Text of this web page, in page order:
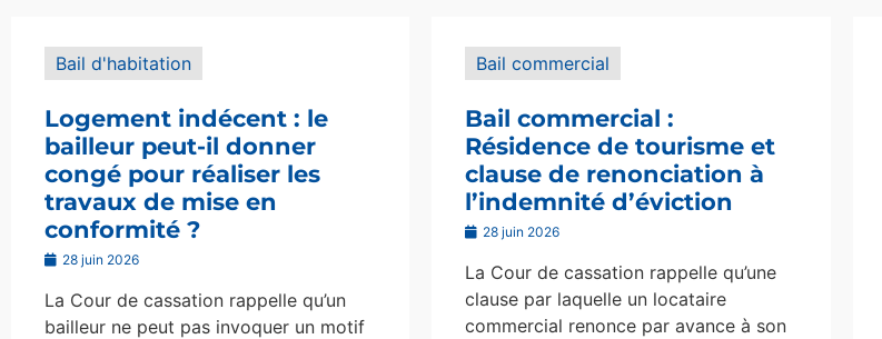
Bail d'habitation
Logement indécent : le
bailleur peut-il donner
congé pour réaliser les
travaux de mise en
conformité ?
28 juin 2026
La Cour de cassation rappelle qu’un
bailleur ne peut pas invoquer un motif
Bail commercial
Bail commercial :
Résidence de tourisme et
clause de renonciation à
l’indemnité d’éviction
28 juin 2026
La Cour de cassation rappelle qu’une
clause par laquelle un locataire
commercial renonce par avance à son